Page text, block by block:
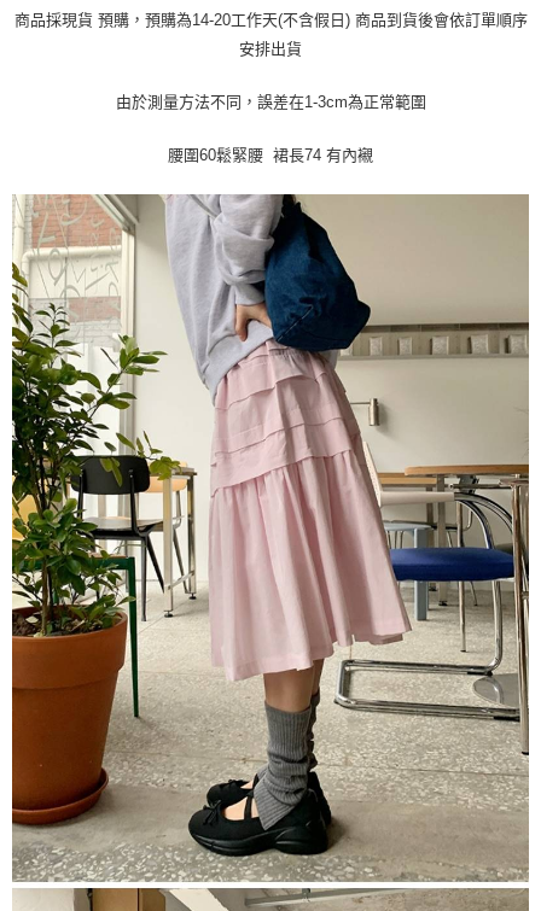
後付繳納相關費用。
是否繳費成功／繳費後需取消欲退款等相關疑問，請聯繫「AFTEE先享後付
１．透過由恩沛科技股份有限公司提供之「AFTEE先享後付」服務完成之交
易，需依本服務之必要範圍內提供個人資料，並將交易相關給付款項請求債
２．關於個人資料處理事宜，請瀏覽以下網址：
https://aftee.tw/terms/#terms3
３．未成年的使用者請事先徵得法定代理人或監護人之同意方可使用
「AFTEE先享後付」，若未經同意申辦者引起之損失，本公司不負相關責
任。
４．使用「AFTEE先享後付」時，將依據個別帳號之用戶狀況，依本公司即
時審查核予不同之上限額度；若仍有額度不足之情形，本公司將視審查結果
請求用戶進行身份認證。
５．嚴禁一人註冊多個帳號或使用他人資訊註冊。若發現惡意使用之情形，
恩沛科技股份有限公司將有權停止該用戶之使用額度並採取法律行動。
每筆NT$70，滿NT$499(含以上)免運費
商品採現貨 預購，預購為14-20工作天(不含假日) 商品到貨後會依訂單順序
安排出貨
由於測量方法不同，誤差在1-3cm為正常範圍
腰圍60鬆緊腰 裙長74 有內襯